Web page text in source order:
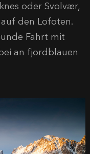
oder Svolvær,
den Lofoten.
Fahrt mit
an fjordblauen